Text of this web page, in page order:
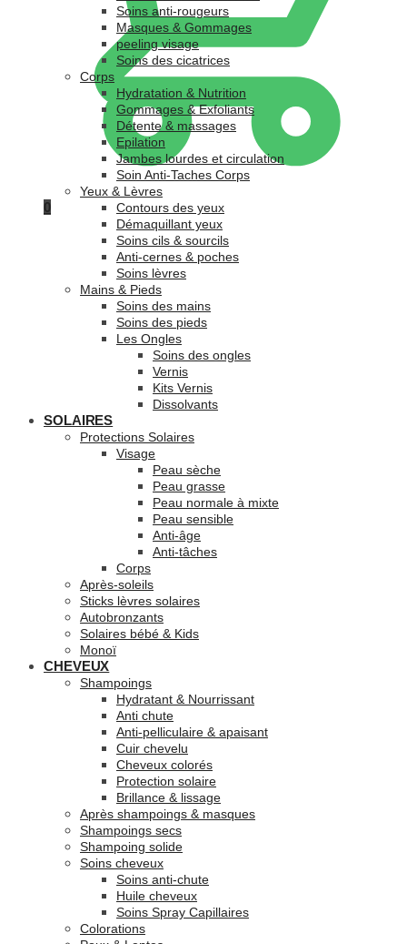
0
Soins anti-rougeurs
Masques & Gommages
peeling visage
Soins des cicatrices
Corps
Hydratation & Nutrition
Gommages & Exfoliants
Détente & massages
Epilation
Jambes lourdes et circulation
Soin Anti-Taches Corps
Yeux & Lèvres
Contours des yeux
Démaquillant yeux
Soins cils & sourcils
Anti-cernes & poches
Soins lèvres
Mains & Pieds
Soins des mains
Soins des pieds
Les Ongles
Soins des ongles
Vernis
Kits Vernis
Dissolvants
SOLAIRES
Protections Solaires
Visage
Peau sèche
Peau grasse
Peau normale à mixte
Peau sensible
Anti-âge
Anti-tâches
Corps
Après-soleils
Sticks lèvres solaires
Autobronzants
Solaires bébé & Kids
Monoï
CHEVEUX
Shampoings
Hydratant & Nourrissant
Anti chute
Anti-pelliculaire & apaisant
Cuir chevelu
Cheveux colorés
Protection solaire
Brillance & lissage
Après shampoings & masques
Shampoings secs
Shampoing solide
Soins cheveux
Soins anti-chute
Huile cheveux
Soins Spray Capillaires
Colorations